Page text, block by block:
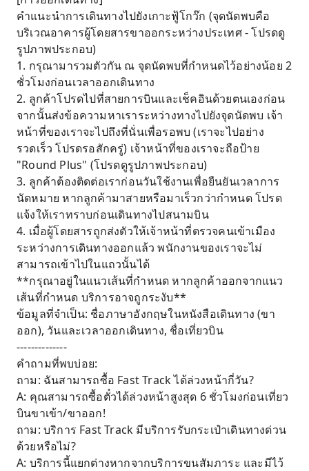
คำแนะนำการเดินทางไปยังเกาะฟู้โกว๊ก (จุดนัดพบคือ
บริเวณอาคารผู้โดยสารขาออกระหว่างประเทศ - โปรดดู
รูปภาพประกอบ)
1. กรุณามารวมตัวกัน ณ จุดนัดพบที่กำหนดไว้อย่างน้อย 2
ชั่วโมงก่อนเวลาออกเดินทาง
2. ลูกค้าโปรดไปที่สายการบินและเช็คอินด้วยตนเองก่อน
จากนั้นส่งข้อความหาเราระหว่างทางไปยังจุดนัดพบ เจ้า
หน้าที่ของเราจะไปถึงที่นั่นเพื่อรอพบ (เราจะไปอย่าง
รวดเร็ว โปรดรอสักครู่) เจ้าหน้าที่ของเราจะถือป้าย
"Round Plus" (โปรดดูรูปภาพประกอบ)
3. ลูกค้าต้องติดต่อเราก่อนวันใช้งานเพื่อยืนยันเวลาการ
นัดหมาย หากลูกค้ามาสายหรือมาเร็วกว่ากำหนด โปรด
แจ้งให้เราทราบก่อนเดินทางไปสนามบิน
4. เมื่อผู้โดยสารถูกส่งตัวให้เจ้าหน้าที่ตรวจคนเข้าเมือง
ระหว่างการเดินทางออกแล้ว พนักงานของเราจะไม่
สามารถเข้าไปในแถวนั้นได้
**กรุณาอยู่ในแนวเส้นที่กำหนด หากลูกค้าออกจากแนว
เส้นที่กำหนด บริการอาจถูกระงับ**
ข้อมูลที่จำเป็น: ชื่อภาษาอังกฤษในหนังสือเดินทาง (ขา
ออก), วันและเวลาออกเดินทาง, ชื่อเที่ยวบิน
--------------
คำถามที่พบบ่อย:
ถาม: ฉันสามารถซื้อ Fast Track ได้ล่วงหน้ากี่วัน?
A: คุณสามารถซื้อตั๋วได้ล่วงหน้าสูงสุด 6 ชั่วโมงก่อนเที่ยว
บินขาเข้า/ขาออก!
ถาม: บริการ Fast Track มีบริการรับกระเป๋าเดินทางด่วน
ด้วยหรือไม่?
A: บริการนี้แยกต่างหากจากบริการขนสัมภาระ และมีไว้